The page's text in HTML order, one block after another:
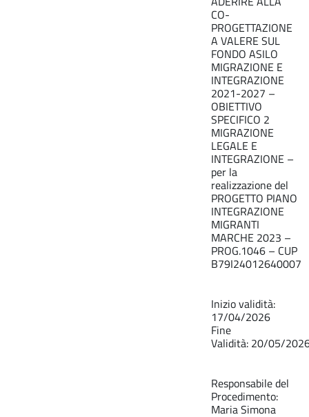
CO-
PROGETTAZIONE
A VALERE SUL
FONDO ASILO
MIGRAZIONE E
INTEGRAZIONE
2021-2027 –
OBIETTIVO
SPECIFICO 2
MIGRAZIONE
LEGALE E
INTEGRAZIONE –
per la
realizzazione del
PROGETTO PIANO
INTEGRAZIONE
MIGRANTI
MARCHE 2023 –
PROG.1046 – CUP
B79I24012640007
Inizio validità:
17/04/2026
Fine
Validità: 20/05/
Responsabile del
Procedimento:
Maria Simona